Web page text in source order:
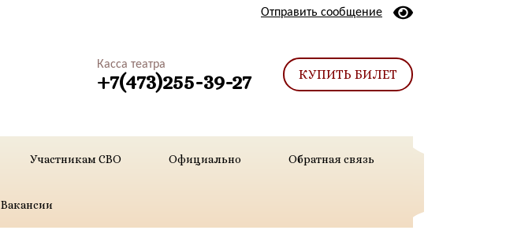
Отправить сообщение
Касса театра
+7(473)255-39-27 КУПИТЬ БИЛЕТ
Участникам СВО Официально Обратная связь
Вакансии